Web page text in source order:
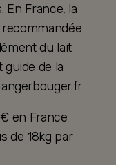
En France, la
du lait
guide de la
en France
de 18kg par